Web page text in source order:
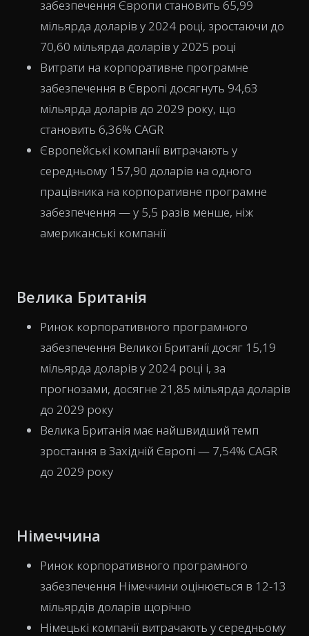
забезпечення Європи становить 65,99
мільярда доларів у 2024 році, зростаючи до
70,60 мільярда доларів у 2025 році
Витрати на корпоративне програмне
забезпечення в Європі досягнуть 94,63
мільярда доларів до 2029 року, що
становить 6,36% CAGR
Європейські компанії витрачають у
середньому 157,90 доларів на одного
працівника на корпоративне програмне
забезпечення — у 5,5 разів менше, ніж
американські компанії
Велика Британія
Ринок корпоративного програмного
забезпечення Великої Британії досяг 15,19
мільярда доларів у 2024 році і, за
прогнозами, досягне 21,85 мільярда доларів
до 2029 року
Велика Британія має найшвидший темп
зростання в Західній Європі — 7,54% CAGR
до 2029 року
Німеччина
Ринок корпоративного програмного
забезпечення Німеччини оцінюється в 12-13
мільярдів доларів щорічно
Німецькі компанії витрачають у середньому